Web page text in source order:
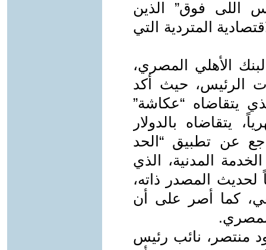
اللى فوق” الذين
المتردية التي
الأهلي المصري،
الرئيس، حيث أكد
يتقاضاه “عكاشة”
شهرياً، يتقاضاه بالدولار
عن تطبيق “الحد
المدنية، الذي
المصدر ذاته،
كما أصر على أن
منتصر، نائب رئيس